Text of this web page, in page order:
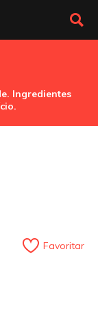
Ingredientes
Favoritar